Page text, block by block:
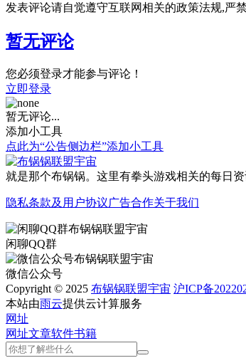
发表评论请自觉遵守互联网相关的政策法规,严
暂无评论
您必须登录才能参与评论！
立即登录
暂无评论...
添加小工具
点此为“公告侧边栏”添加小工具
就是那个布锅锅。这里有拳头游戏相关的每日
隐私条款及用户协议广告合作关于我们
闲聊QQ群
微信公众号
Copyright © 2025 布锅锅联盟宇宙 沪ICP备
本站由雨云提供云计算服务
网址
网址文章软件书籍